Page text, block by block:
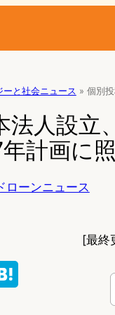
ーと社会ニュース » 個別
法人設立
計画に
ローンニュース
[最終